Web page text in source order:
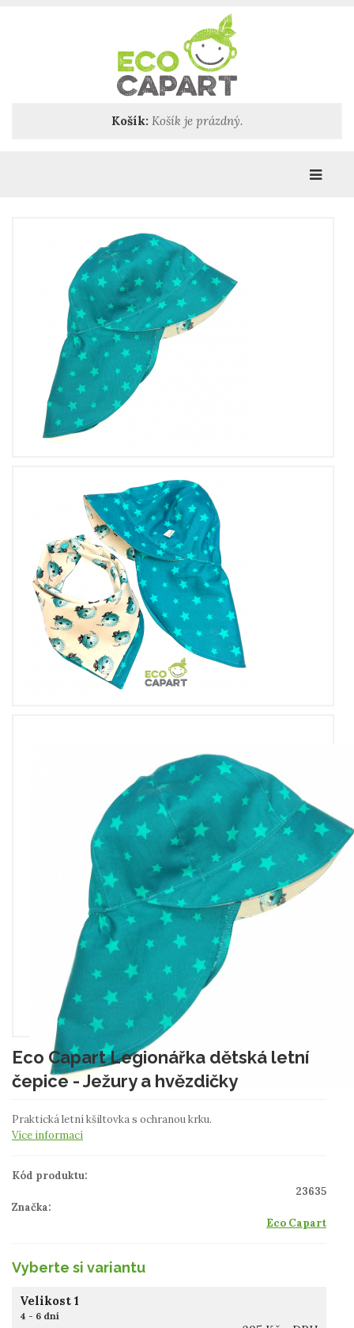
Košík: Košík je prázdný.
Eco Capart Legionářka dětská letní
čepice - Ježury a hvězdičky
Praktická letní kšiltovka s ochranou krku.
Více informací
Kód produktu:
23635
Značka:
Eco Capart
Vyberte si variantu
Velikost 1
4 - 6 dní